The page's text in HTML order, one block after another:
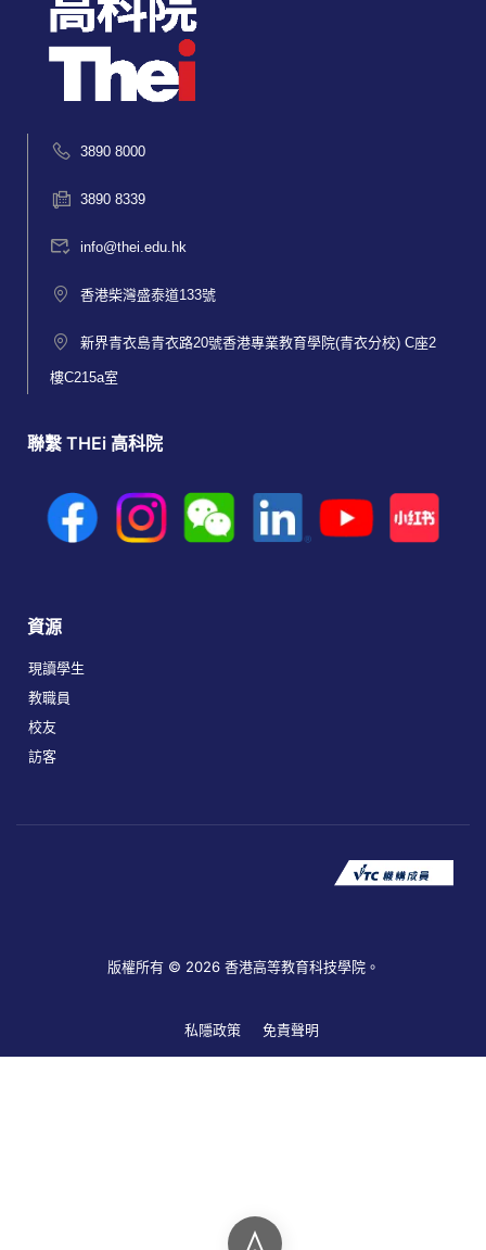
3890 8000
3890 8339
info@thei.edu.hk
香港柴灣盛泰道133號
新界青衣島青衣路20號香港專業教育學院(青衣分校) C座2
樓C215a室
聯繫 THEi 高科院
資源
現讀學生
教職員
校友
訪客
版權所有 © 2026 香港高等教育科技學院。
私隱政策 免責聲明